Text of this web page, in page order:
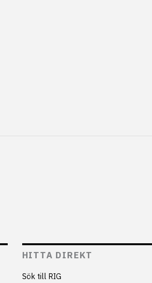
HITTA DIREKT
Sök till RIG